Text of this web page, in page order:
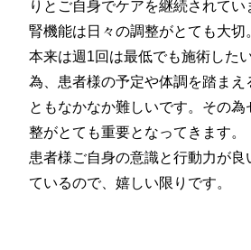
りとご自身でケアを継続されてい
腎機能は日々の調整がとても大切
本来は週1回は最低でも施術した
為、患者様の予定や体調を踏まえ
ともなかなか難しいです。その為
整がとても重要となってきます。
患者様ご自身の意識と行動力が良
ているので、嬉しい限りです。